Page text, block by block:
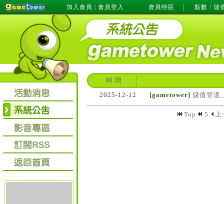
加入會員 | 會員登入 會員特區 點數 / 儲
時 間
2025-12-12
[gametower] 儲值管道
Top 5 上